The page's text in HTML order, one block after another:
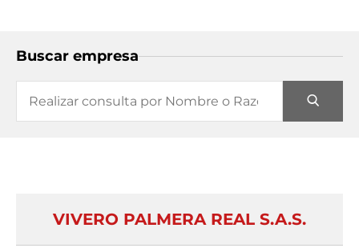
Buscar empresa
VIVERO PALMERA REAL S.A.S.